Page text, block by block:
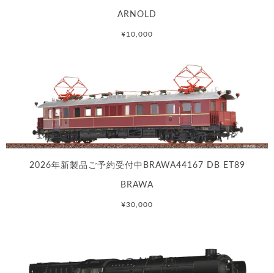
ARNOLD
¥10,000
2026年新製品ご予約受付中BRAWA44167 DB ET89
BRAWA
¥30,000